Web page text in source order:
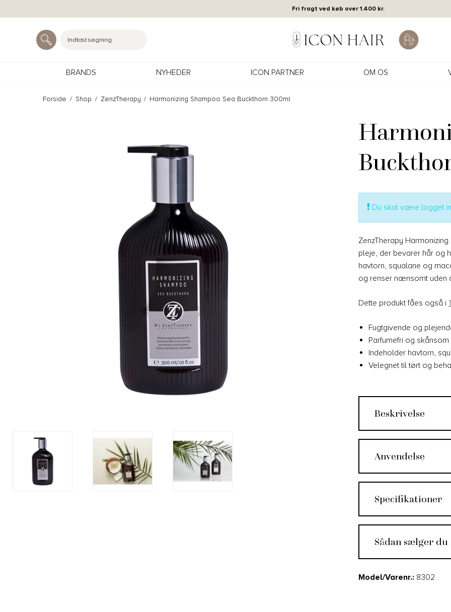
Fri fragt ved køb over 1.400 kr.
Indtast søgning
BRANDS NYHEDER ICON PARTNER OM OS
Forside / Shop / ZenzTherapy / Harmonizing Shampoo Sea Buckthorn 300ml
Du skal være logget
ZenzTherapy
pleje, der bevarer hår og
havtorn, squalane og
og renser nænsomt uden
Dette produkt fåes også i
Fugtgivende og
Parfumefri og
Indeholder havtorn,
Velegnet til tørt og
Beskrivelse
Anvendelse
Specifikationer
Sådan sælger
Model/Varenr.: 8302